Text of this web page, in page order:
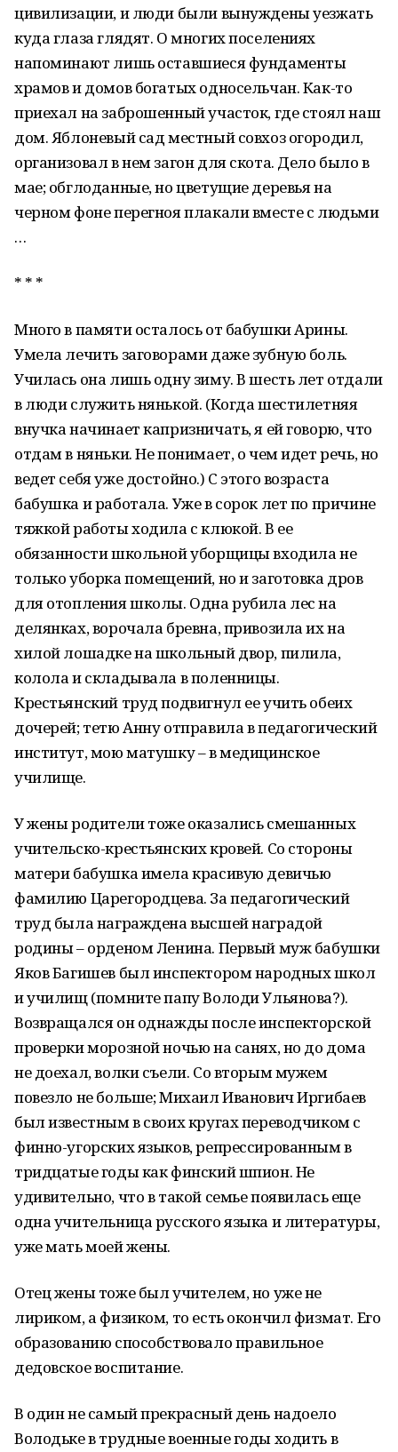
цивилизации, и люди были вынуждены уезжать
куда глаза глядят. О многих поселениях
напоминают лишь оставшиеся фундаменты
храмов и домов богатых односельчан. Как-то
приехал на заброшенный участок, где стоял наш
дом. Яблоневый сад местный совхоз огородил,
организовал в нем загон для скота. Дело было в
мае; обглоданные, но цветущие деревья на
черном фоне перегноя плакали вместе с людьми
…
* * *
Много в памяти осталось от бабушки Арины.
Умела лечить заговорами даже зубную боль.
Училась она лишь одну зиму. В шесть лет отдали
в люди служить нянькой. (Когда шестилетняя
внучка начинает капризничать, я ей говорю, что
отдам в няньки. Не понимает, о чем идет речь, но
ведет себя уже достойно.) С этого возраста
бабушка и работала. Уже в сорок лет по причине
тяжкой работы ходила с клюкой. В ее
обязанности школьной уборщицы входила не
только уборка помещений, но и заготовка дров
для отопления школы. Одна рубила лес на
делянках, ворочала бревна, привозила их на
хилой лошадке на школьный двор, пилила,
колола и складывала в поленницы.
Крестьянский труд подвигнул ее учить обеих
дочерей; тетю Анну отправила в педагогический
институт, мою матушку – в медицинское
училище.
У жены родители тоже оказались смешанных
учительско-крестьянских кровей. Со стороны
матери бабушка имела красивую девичью
фамилию Царегородцева. За педагогический
труд была награждена высшей наградой
родины – орденом Ленина. Первый муж бабушки
Яков Багишев был инспектором народных школ
и училищ (помните папу Володи Ульянова?).
Возвращался он однажды после инспекторской
проверки морозной ночью на санях, но до дома
не доехал, волки съели. Со вторым мужем
повезло не больше; Михаил Иванович Иргибаев
был известным в своих кругах переводчиком с
финно-угорских языков, репрессированным в
тридцатые годы как финский шпион. Не
удивительно, что в такой семье появилась еще
одна учительница русского языка и литературы,
уже мать моей жены.
Отец жены тоже был учителем, но уже не
лириком, а физиком, то есть окончил физмат. Его
образованию способствовало правильное
дедовское воспитание.
В один не самый прекрасный день надоело
Володьке в трудные военные годы ходить в